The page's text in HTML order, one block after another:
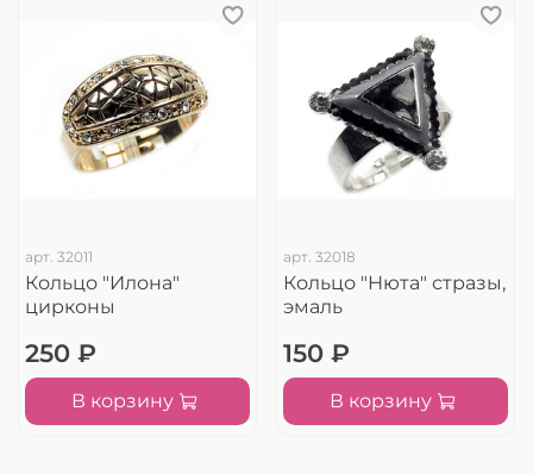
арт. 32011
Кольцо "Илона"
цирконы
250 ₽
В корзину
арт. 32018
Кольцо "Нюта" стразы,
эмаль
150 ₽
В корзину